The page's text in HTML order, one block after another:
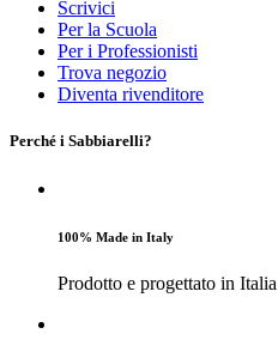
Scrivici
Per la Scuola
Per i Professionisti
Trova negozio
Diventa rivenditore
Perché i Sabbiarelli?
100% Made in Italy
Prodotto e progettato in Italia